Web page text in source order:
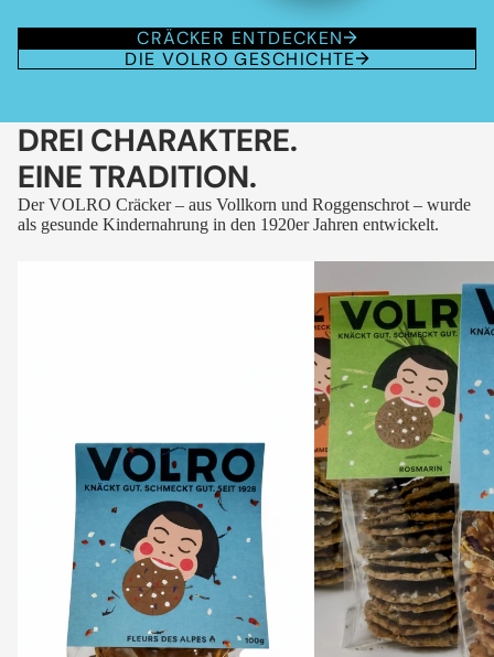
CRÄCKER ENTDECKEN
DIE VOLRO GESCHICHTE
DREI CHARAKTERE.
EINE TRADITION.
Der VOLRO Cräcker – aus Vollkorn und Roggenschrot – wurde
als gesunde Kindernahrung in den 1920er Jahren entwickelt.
-
KÜMMEL